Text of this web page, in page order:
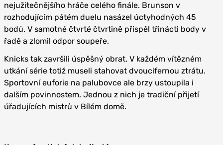
nejužitečnějšího hráče celého finále. Brunson v
rozhodujícím pátém duelu nasázel úctyhodných 45
bodů. V samotné čtvrté čtvrtině přispěl třinácti body v
řadě a zlomil odpor soupeře.
Knicks tak završili úspěšný obrat. V každém vítězném
utkání série totiž museli stahovat dvoucifernou ztrátu.
Sportovní euforie na palubovce ale brzy ustoupila i
dalším povinnostem. Jednou z nich je tradiční přijetí
úřadujících mistrů v Bílém domě.